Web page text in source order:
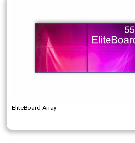
EliteBoard Array